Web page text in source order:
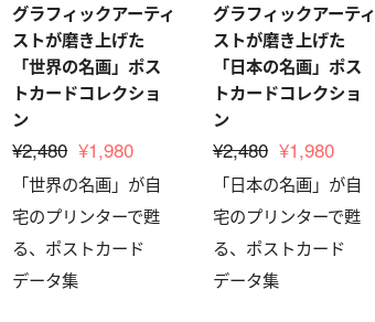
グラフィックアーティ
ストが磨き上げた
「世界の名画」ポス
トカードコレクショ
ン
¥2,480 ¥1,980
「世界の名画」が自
宅のプリンターで甦
る、ポストカード
データ集
グラフィックアーティ
ストが磨き上げた
「日本の名画」ポス
トカードコレクショ
ン
¥2,480 ¥1,980
「日本の名画」が自
宅のプリンターで甦
る、ポストカード
データ集